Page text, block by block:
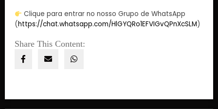
Clique para entrar no nosso Grupo de WhatsApp
(https://chat.whatsapp.com/HlGYQRo1EFVIGvQPnXcSLM)
Share This Content: